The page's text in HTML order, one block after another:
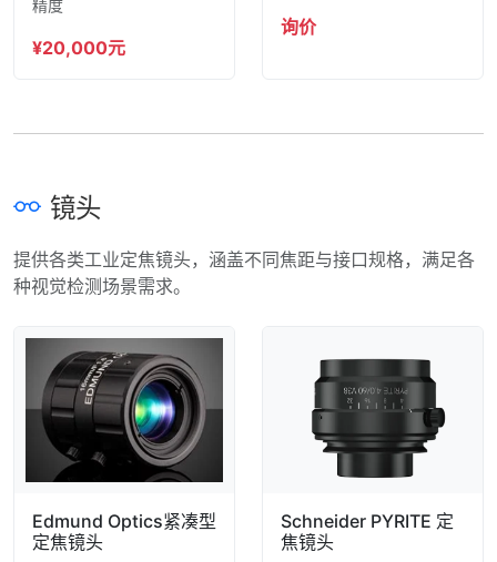
精度
¥20,000元
询价
镜头
提供各类工业定焦镜头，涵盖不同焦距与接口规格，满足各
种视觉检测场景需求。
Edmund Optics紧凑型
定焦镜头
Schneider PYRITE 定
焦镜头